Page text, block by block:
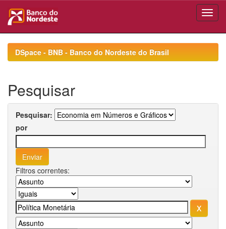
navigationDSpace - BNB - Banco do Nordeste do Brasil
Pesquisar
Pesquisar:
por
Filtros correntes: